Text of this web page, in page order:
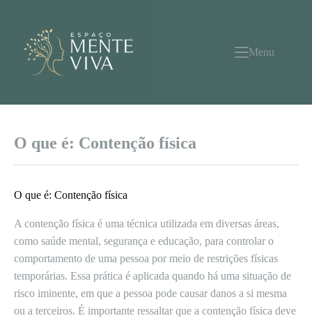
conteúdo
Menu
O que é: Contenção física
O que é: Contenção física
A contenção física é uma técnica utilizada em diversas áreas,
como saúde mental, segurança e educação, para controlar o
comportamento de uma pessoa por meio de restrições físicas
temporárias. Essa prática é aplicada quando há uma situação de
risco iminente, em que a pessoa pode causar danos a si mesma
ou a terceiros. É importante ressaltar que a contenção física deve